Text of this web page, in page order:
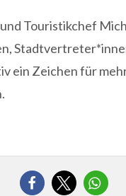
Touristikchef
ein Zeichen für